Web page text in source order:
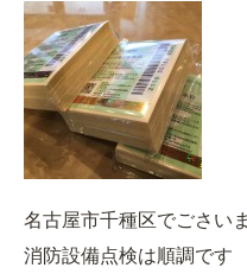
名古屋市千種区でごさい
消防設備点検は順調です